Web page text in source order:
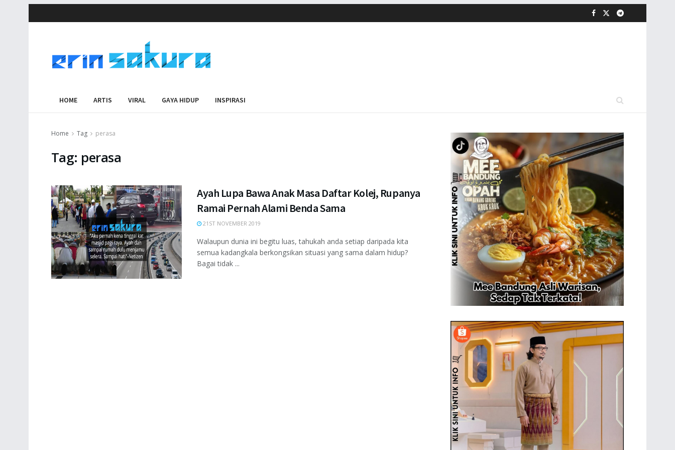
HOME ARTIS VIRAL GAYA HIDUP INSPIRASI
Home Tag perasa
Tag: perasa
Ayah Lupa Bawa Anak Masa Daftar Kolej, Rupanya
Ramai Pernah Alami Benda Sama
21ST NOVEMBER 2019
Walaupun dunia ini begitu luas, tahukah anda setiap daripada kita
semua kadangkala berkongsikan situasi yang sama dalam hidup?
Bagai tidak ...